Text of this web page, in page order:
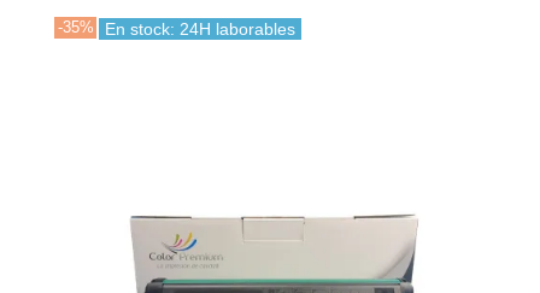
-35% En stock: 24H laborables